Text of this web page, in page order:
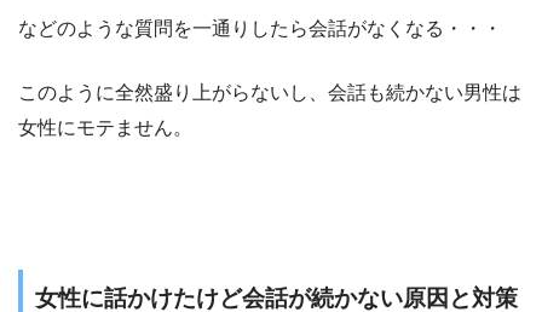
などのような質問を一通りしたら会話がなくなる・・・
このように全然盛り上がらないし、会話も続かない男性は
女性にモテません。
女性に話かけたけど会話が続かない原因と対策